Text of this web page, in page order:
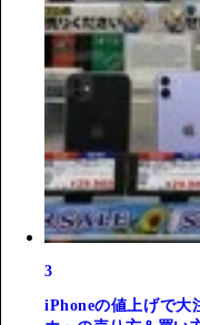
3
iPhoneの値上げで